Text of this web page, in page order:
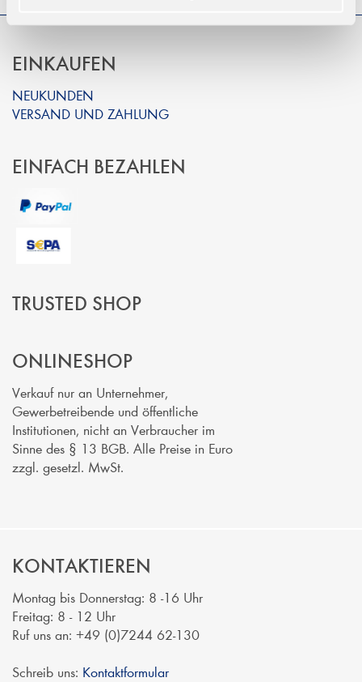
EINKAUFEN
NEUKUNDEN
VERSAND UND ZAHLUNG
EINFACH BEZAHLEN
TRUSTED SHOP
ONLINESHOP
Verkauf nur an Unternehmer,
Gewerbetreibende und öffentliche
Institutionen, nicht an Verbraucher im
Sinne des § 13 BGB. Alle Preise in Euro
zzgl. gesetzl. MwSt.
KONTAKTIEREN
Montag bis Donnerstag: 8 -16 Uhr
Freitag: 8 - 12 Uhr
Ruf uns an: +49 (0)7244 62-130
Schreib uns: Kontaktformular